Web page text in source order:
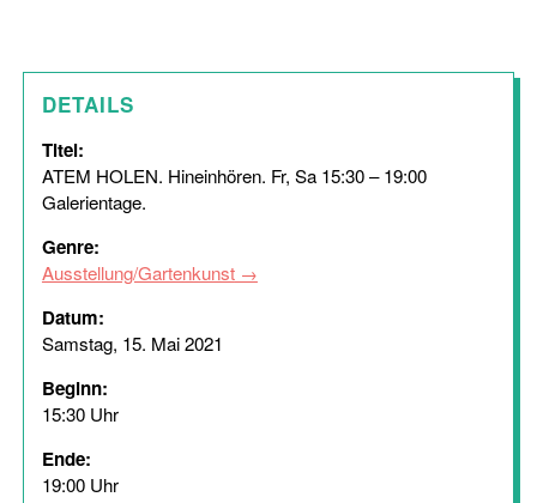
DETAILS
Titel:
ATEM HOLEN. Hineinhören. Fr, Sa 15:30 – 19:00
Galerientage.
Genre:
Ausstellung/Gartenkunst
Datum:
Samstag, 15. Mai 2021
Beginn:
15:30 Uhr
Ende:
19:00 Uhr